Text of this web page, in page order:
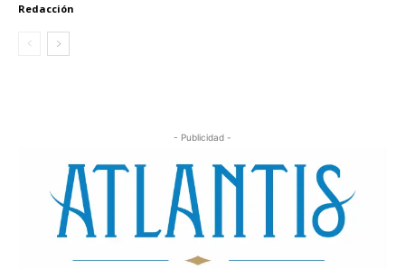
Redacción
- Publicidad -